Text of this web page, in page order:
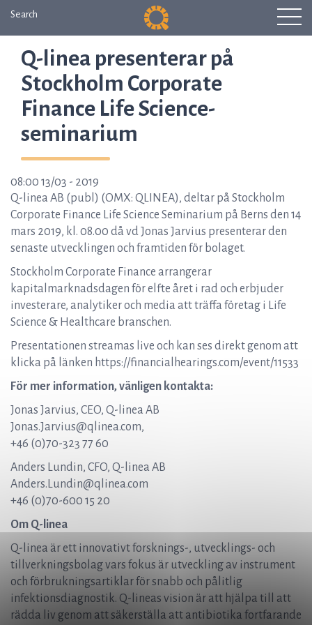
Search
Q-linea presenterar på
Stockholm Corporate
Finance Life Science-
seminarium
08:00 13/03 - 2019
Q-linea AB (publ) (OMX: QLINEA), deltar på Stockholm
Corporate Finance Life Science Seminarium på Berns den 14
mars 2019, kl. 08.00 då vd Jonas Jarvius presenterar den
senaste utvecklingen och framtiden för bolaget.
Stockholm Corporate Finance arrangerar
kapitalmarknadsdagen för elfte året i rad och erbjuder
investerare, analytiker och media att träffa företag i Life
Science & Healthcare branschen.
Presentationen streamas live och kan ses direkt genom att
klicka på länken https://financialhearings.com/event/11533
För mer information, vänligen kontakta:
Jonas Jarvius, CEO, Q-linea AB
Jonas.Jarvius@qlinea.com,
+46 (0)70-323 77 60
Anders Lundin, CFO, Q-linea AB
Anders.Lundin@qlinea.com
+46 (0)70-600 15 20
Om Q-linea
Q-linea är ett innovativt forsknings-, utvecklings- och
tillverkningsbolag vars fokus är utveckling av instrument
och förbrukningsartiklar för snabb och pålitlig
infektionsdiagnostik. Q-lineas vision är att hjälpa till att
rädda liv genom att säkerställa att antibiotika fortfarande